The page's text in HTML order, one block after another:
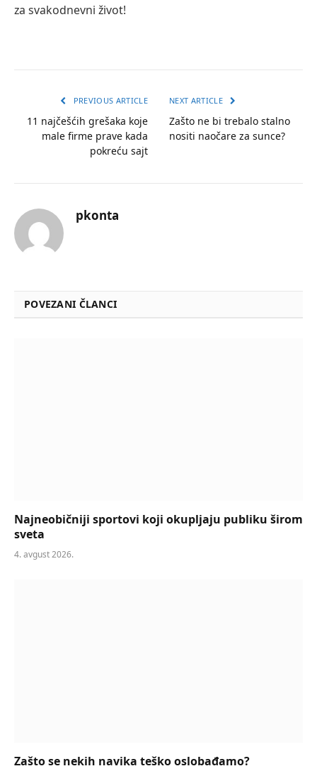
za svakodnevni život!
PREVIOUS ARTICLE
11 najčešćih grešaka koje
male firme prave kada
pokreću sajt
NEXT ARTICLE
Zašto ne bi trebalo stalno
nositi naočare za sunce?
pkonta
POVEZANI ČLANCI
Najneobičniji sportovi koji okupljaju publiku širom
sveta
4. avgust 2026.
Zašto se nekih navika teško oslobađamo?